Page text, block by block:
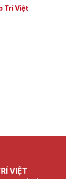
Trí Việt
VIỆT